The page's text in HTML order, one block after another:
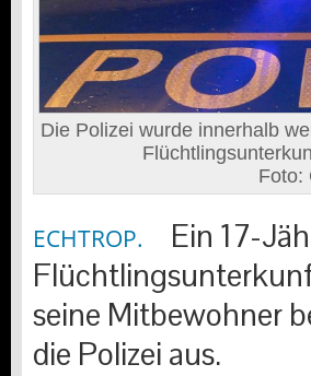
Die Polizei wurde innerhalb
Foto:
ECHTROP.
Ein 17-
seine Mitbewohner
die Polizei aus.